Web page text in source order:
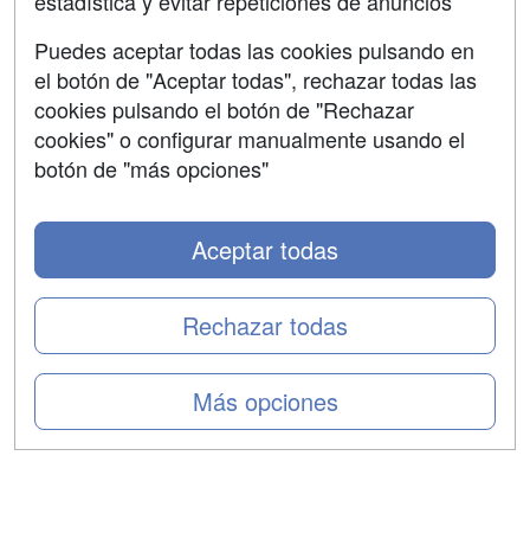
Aviso legal
Copyleft
Puedes aceptar todas las cookies pulsando en
el botón de "Aceptar todas", rechazar todas las
cookies pulsando el botón de "Rechazar
cookies" o configurar manualmente usando el
botón de "más opciones"
Más opciones
Rechazar todas
Aceptar todas